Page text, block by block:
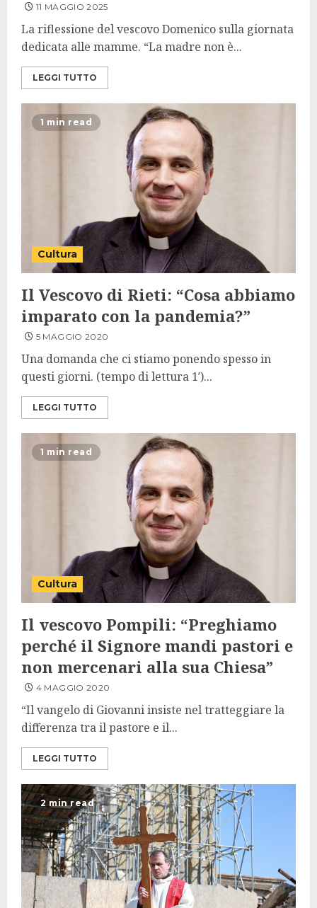
11 MAGGIO 2025
La riflessione del vescovo Domenico sulla giornata
dedicata alle mamme. “La madre non è...
LEGGI TUTTO
1 min read
Cultura
Il Vescovo di Rieti: “Cosa abbiamo
imparato con la pandemia?”
5 MAGGIO 2020
Una domanda che ci stiamo ponendo spesso in
questi giorni. (tempo di lettura 1′)...
LEGGI TUTTO
1 min read
Cultura
Il vescovo Pompili: “Preghiamo
perché il Signore mandi pastori e
non mercenari alla sua Chiesa”
4 MAGGIO 2020
“Il vangelo di Giovanni insiste nel tratteggiare la
differenza tra il pastore e il...
LEGGI TUTTO
2 min read